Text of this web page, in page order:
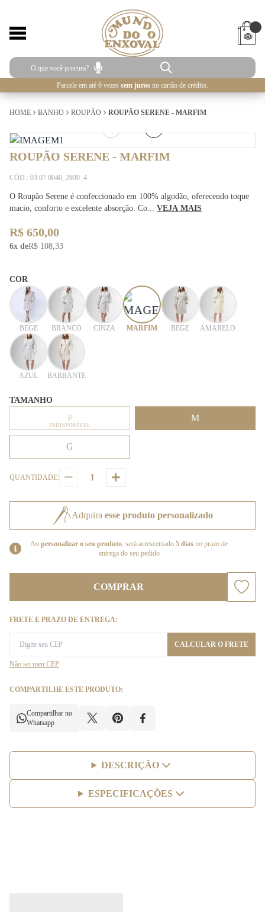
Parcele em até 6 vezes sem juros no cartão de crédito.
HOME BANHO ROUPÃO ROUPÃO SERENE - MARFIM
ROUPÃO SERENE - MARFIM
CÓD.: 03.07.0040_2890_4
O Roupão Serene é confeccionado em 100% algodão, oferecendo toque
macio, conforto e excelente absorção. Co... VEJA MAIS
R$ 650,00
6x deR$ 108,33
COR
BEGE BRANCO CINZA MARFIM BEGE AMARELO
AZUL BARBANTE
TAMANHO
P
INDISPONÍVEL
M
G
QUANTIDADE:
Adquira esse produto personalizado
Ao personalizar o seu produto, será acrescentado 5 dias no prazo de
entrega do seu pedido
COMPRAR
FRETE E PRAZO DE ENTREGA:
CALCULAR O FRETE
Não sei meu CEP
COMPARTILHE ESTE PRODUTO:
Compartilhar no
Whatsapp
DESCRIÇÃO
ESPECIFICAÇÕES